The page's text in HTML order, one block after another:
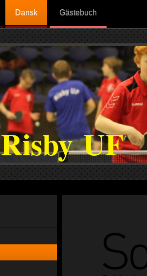
Dansk Gästebuch
Risby UF